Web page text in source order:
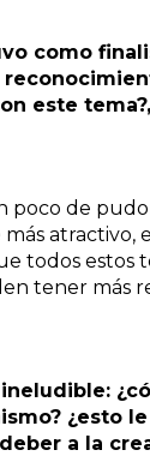
como
este
poco de
atractivo,
todos estos
tener más
¿esto
a la